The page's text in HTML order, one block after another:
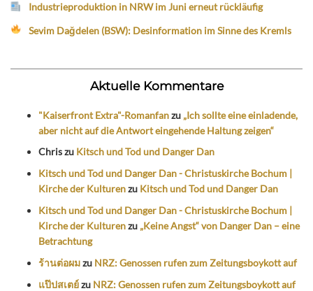
Industrieproduktion in NRW im Juni erneut rückläufig
Sevim Dağdelen (BSW): Desinformation im Sinne des Kremls
Aktuelle Kommentare
"Kaiserfront Extra"-Romanfanzu „Ich sollte eine einladende,
aber nicht auf die Antwort eingehende Haltung zeigen“
Chriszu Kitsch und Tod und Danger Dan
Kitsch und Tod und Danger Dan - Christuskirche Bochum |
Kirche der Kulturenzu Kitsch und Tod und Danger Dan
Kitsch und Tod und Danger Dan - Christuskirche Bochum |
Kirche der Kulturenzu „Keine Angst“ von Danger Dan – eine
Betrachtung
ร้านต่อผมzu NRZ: Genossen rufen zum Zeitungsboykott auf
แป๊ปสเตย์zu NRZ: Genossen rufen zum Zeitungsboykott auf